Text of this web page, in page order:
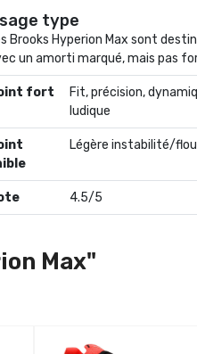
type
Brooks Hyperion Max sont
un amorti marqué, mais pas
fort
Fit, précision,
ludique
Légère instabilité/
4.5/5
Max"